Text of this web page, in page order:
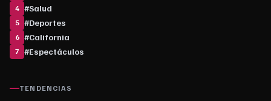
4 #Salud
5 #Deportes
6 #California
7 #Espectáculos
TENDENCIAS